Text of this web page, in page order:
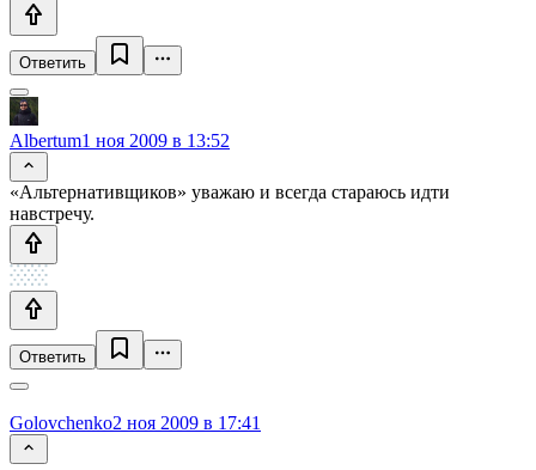
Ответить
Albertum1 ноя 2009 в 13:52
«Альтернативщиков» уважаю и всегда стараюсь идти
навстречу.
Ответить
Golovchenko2 ноя 2009 в 17:41